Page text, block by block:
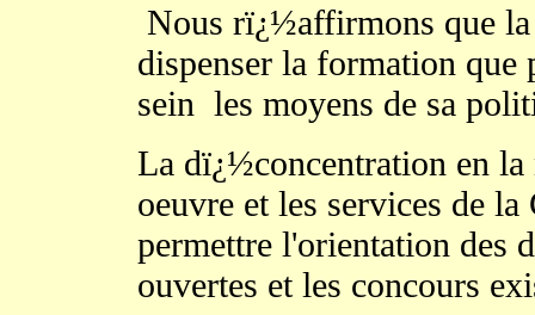
Nous rï¿½affirmons que
dispenser la formation que
sein les moyens de sa
La dï¿½concentration en
oeuvre et les services de
permettre l'orientation des
ouvertes et les concours